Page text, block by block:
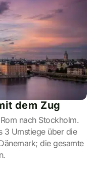
dem Zug
nach Stockholm.
3 Umstiege über die
die gesamte